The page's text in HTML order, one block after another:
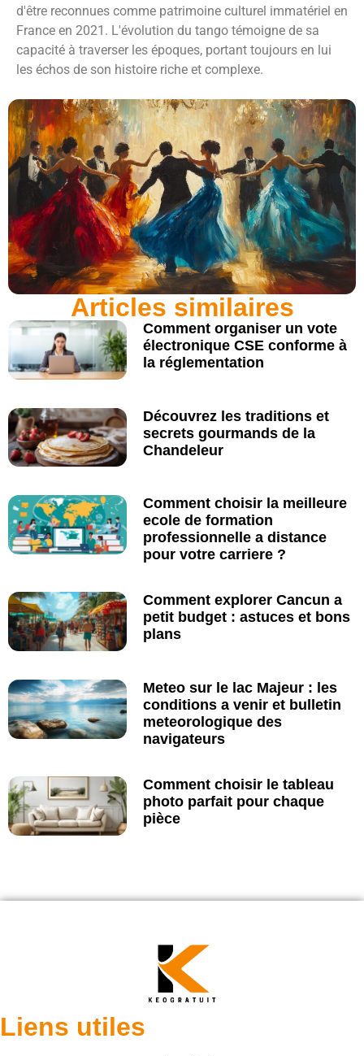
d'être reconnues comme patrimoine culturel immatériel en
France en 2021. L'évolution du tango témoigne de sa
capacité à traverser les époques, portant toujours en lui
les échos de son histoire riche et complexe.
Articles similaires
Comment organiser un vote
électronique CSE conforme à
la réglementation
Découvrez les traditions et
secrets gourmands de la
Chandeleur
Comment choisir la meilleure
ecole de formation
professionnelle a distance
pour votre carriere ?
Comment explorer Cancun a
petit budget : astuces et bons
plans
Meteo sur le lac Majeur : les
conditions a venir et bulletin
meteorologique des
navigateurs
Comment choisir le tableau
photo parfait pour chaque
pièce
Liens utiles